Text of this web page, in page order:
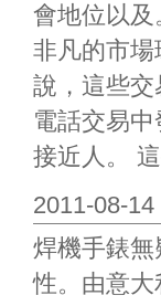
會地位以
非凡的市
說，這些
電話交易
接近人。
2011-08-
焊機手錶
性。由意